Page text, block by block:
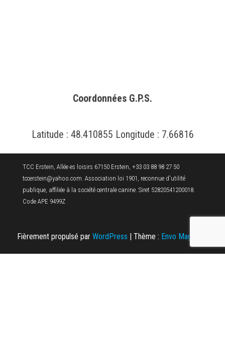
Coordonnées G.P.S.
Latitude : 48.410855 Longitude : 7.66816
TCC Erstein, Allée es loisirs 67150 Erstein, +33 03 88 98 27 50
tccerstein@yahoo.com. Association loi 1901, reconnue d'utilité
publique, affiliée à la société centrale canine. Siret 52820541200018.
Code APE 9499Z
Fièrement propulsé par WordPress Thème : Envo Magazine